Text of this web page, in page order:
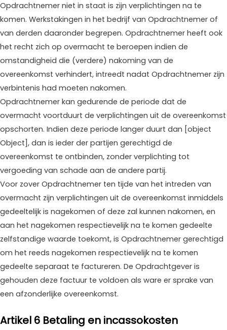
Opdrachtnemer niet in staat is zijn verplichtingen na te
komen. Werkstakingen in het bedrijf van Opdrachtnemer of
van derden daaronder begrepen. Opdrachtnemer heeft ook
het recht zich op overmacht te beroepen indien de
omstandigheid die (verdere) nakoming van de
overeenkomst verhindert, intreedt nadat Opdrachtnemer zijn
verbintenis had moeten nakomen.
Opdrachtnemer kan gedurende de periode dat de
overmacht voortduurt de verplichtingen uit de overeenkomst
opschorten. Indien deze periode langer duurt dan [object
Object], dan is ieder der partijen gerechtigd de
overeenkomst te ontbinden, zonder verplichting tot
vergoeding van schade aan de andere partij.
Voor zover Opdrachtnemer ten tijde van het intreden van
overmacht zijn verplichtingen uit de overeenkomst inmiddels
gedeeltelijk is nagekomen of deze zal kunnen nakomen, en
aan het nagekomen respectievelijk na te komen gedeelte
zelfstandige waarde toekomt, is Opdrachtnemer gerechtigd
om het reeds nagekomen respectievelijk na te komen
gedeelte separaat te factureren. De Opdrachtgever is
gehouden deze factuur te voldoen als ware er sprake van
een afzonderlijke overeenkomst.
Artikel 6 Betaling en incassokosten